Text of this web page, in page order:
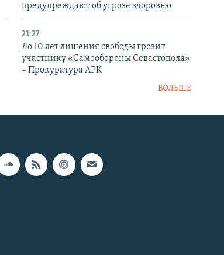
предупреждают об угрозе здоровью
21:27
До 10 лет лишения свободы грозит
участнику «Самообороны Севастополя»
– Прокуратура АРК
БОЛЬШЕ